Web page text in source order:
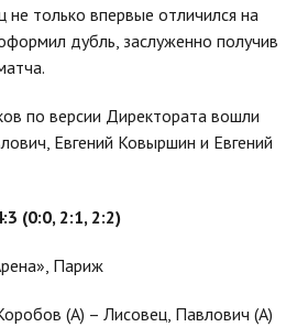
не только впервые отличился на
дубль, заслуженно получив
по версии Директората вошли
Евгений Ковыршин и Евгений
(0:0, 2:1, 2:2)
Париж
(А) – Лисовец, Павлович (А)